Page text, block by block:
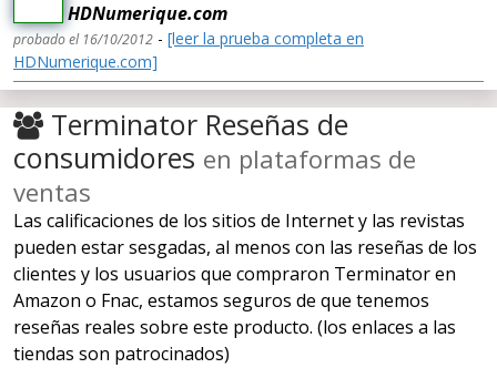
HDNumerique.com
probado el 16/10/2012 - [leer la prueba completa en
HDNumerique.com]
Terminator Reseñas de
consumidores en plataformas de
ventas
Las calificaciones de los sitios de Internet y las revistas
pueden estar sesgadas, al menos con las reseñas de los
clientes y los usuarios que compraron Terminator en
Amazon o Fnac, estamos seguros de que tenemos
reseñas reales sobre este producto. (los enlaces a las
tiendas son patrocinados)